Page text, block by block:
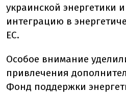
украинской энергетики
интеграцию в
ЕС.
Особое внимание
привлечения
Фонд поддержки